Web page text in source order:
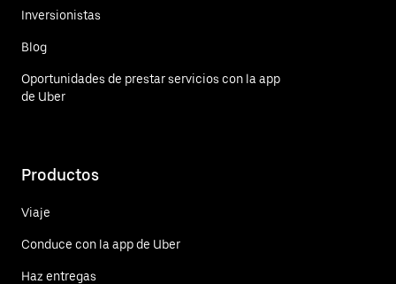
Inversionistas
Blog
Oportunidades de prestar servicios con la app
de Uber
Productos
Viaje
Conduce con la app de Uber
Haz entregas